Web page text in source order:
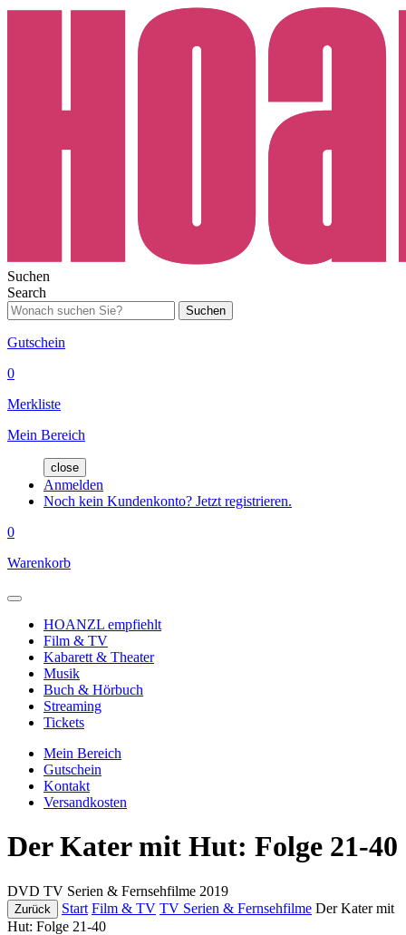
Suchen
Search
Suchen
Gutschein
0
Merkliste
Mein Bereich
close
Anmelden
Noch kein Kundenkonto? Jetzt registrieren.
0
Warenkorb
HOANZL empfiehlt
Film & TV
Kabarett & Theater
Musik
Buch & Hörbuch
Streaming
Tickets
Mein Bereich
Gutschein
Kontakt
Versandkosten
Der Kater mit Hut: Folge 21-40
DVD TV Serien & Fernsehfilme 2019
Zurück Start Film & TV TV Serien & Fernsehfilme Der Kater mit
Hut: Folge 21-40